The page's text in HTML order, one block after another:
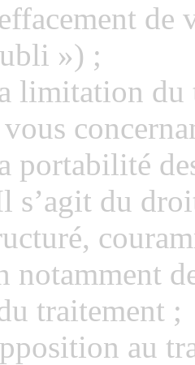
de
») ;
limitation du
portabilité
s’agit du
notamment
traitement ;
au